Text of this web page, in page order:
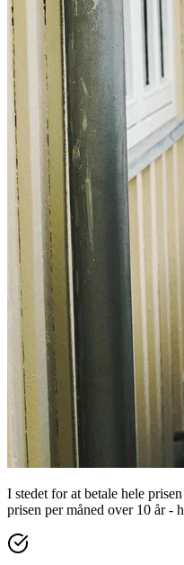
I stedet for at betale hele
prisen per måned over 10 år -